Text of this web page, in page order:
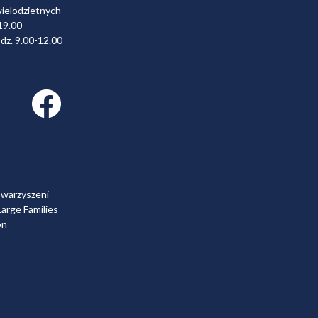
9.00-12.00
Facebook link
Families